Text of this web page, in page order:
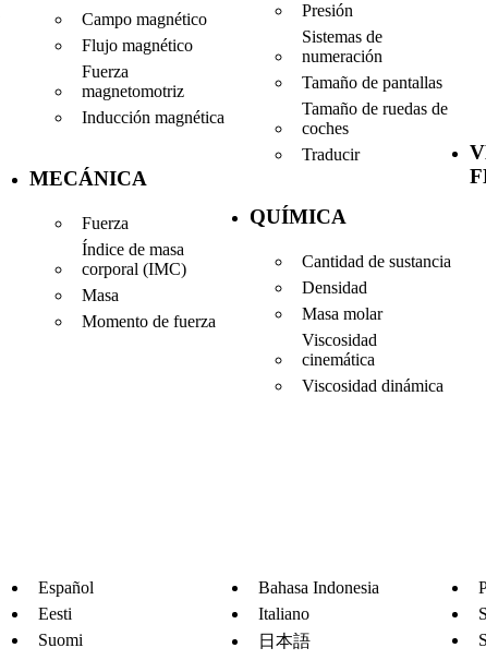
Campo magnético
Flujo magnético
Fuerza
magnetomotriz
Inducción magnética
MECÁNICA
Fuerza
Índice de masa
corporal (IMC)
Masa
Momento de fuerza
Presión
Sistemas de
numeración
Tamaño de pantallas
Tamaño de ruedas de
coches
Traducir
QUÍMICA
Cantidad de sustancia
Densidad
Masa molar
Viscosidad
cinemática
Viscosidad dinámica
Español
Eesti
Suomi
Bahasa Indonesia
Italiano
日本語